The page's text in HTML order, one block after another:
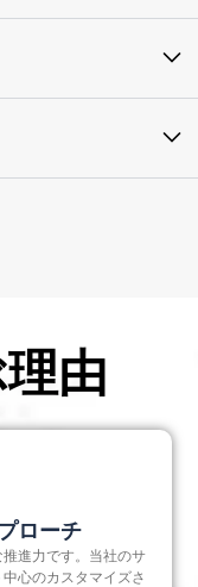
器および誘導
ミサイ
で同じ会社が
限定されま
弁事業の反対
独立した法人
事業体は資本
由
ローチ
進力です。当社のサ
心のカスタマイズさ